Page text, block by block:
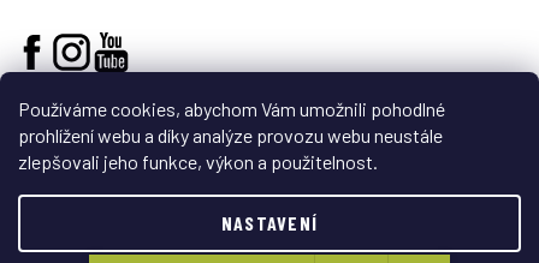
Používáme cookies, abychom Vám umožnili pohodlné
prohlížení webu a díky analýze provozu webu neustále
zlepšovali jeho funkce, výkon a použitelnost.
NASTAVENÍ